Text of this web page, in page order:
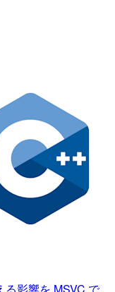
影響を MSVC で